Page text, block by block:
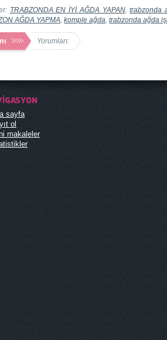
TRABZONDA EN İYİ AĞDA YAPAN,trabzonda
AĞDA YAPMA komple ağda trabzonda ağda
Yorumları:
sayfa
ol
makaleler